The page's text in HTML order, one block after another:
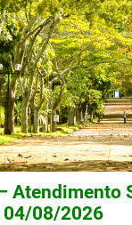
04/08/2026